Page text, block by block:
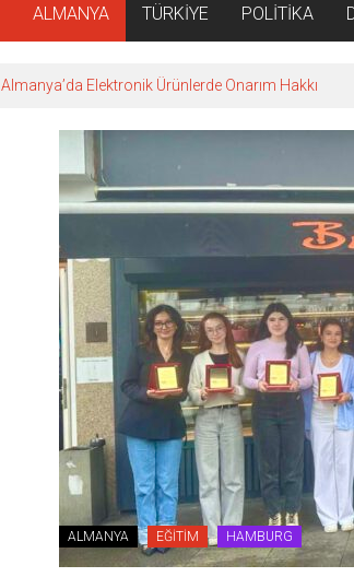
ALMANYA TÜRKİYE POLİTİKA
Hamburg’da Aşırı Hava Olayları Tatbikatı
ALMANYA EĞİTİM HAMBURG